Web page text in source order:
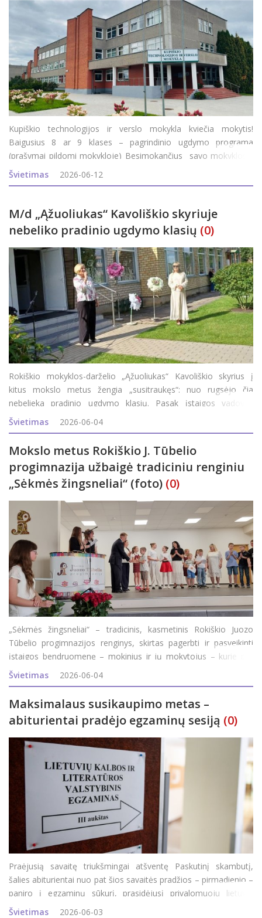
Kupiškio technologijos ir verslo mokykla kviečia mokytis!
Baigusius 8 ar 9 klases – pagrindinio ugdymo programa
(prašymai pildomi mokykloje) Besimokančius savo mokyklos /
gimnazijos 11-12 (III-IV) klasėse - profesinio mokymo modulis.
Baigusius 10 klasių ir įgijusius pagr
Švietimas 2026-06-12
M/d „Ąžuoliukas“ Kavoliškio skyriuje
nebeliko pradinio ugdymo klasių (0)
Rokiškio mokyklos-darželio „Ąžuoliukas“ Kavoliškio skyrius į
kitus mokslo metus žengia „susitraukęs“: nuo rugsėjo čia
nebelieka pradinio ugdymo klasių. Pasak įstaigos vadovės
Romualdos Cegelskienės, mintys, kad skyriuje gali nebelikti
pradinio ugdymo klasių, jų
Švietimas 2026-06-04
Mokslo metus Rokiškio J. Tūbelio
progimnazija užbaigė tradiciniu renginiu
„Sėkmės žingsneliai“ (foto) (0)
„Sėkmės žingsneliai“ – tradicinis, kasmetinis Rokiškio Juozo
Tūbelio progimnazijos renginys, skirtas pagerbti ir pasveikinti
įstaigos bendruomenę – mokinius ir jų mokytojus – kurie per
praėjusius mokslo metus pasiekė aukštesnių rezultatų ir garsino
ugdymo
Švietimas 2026-06-04
Maksimalaus susikaupimo metas –
abiturientai pradėjo egzaminų sesiją (0)
Praėjusią savaitę triukšmingai atšventę Paskutinį skambutį,
šalies abiturientai nuo pat šios savaitės pradžios – pirmadienio –
paniro į egzaminų sūkurį, prasidėjusį privalomuoju lietuvių
kalbos ir literatūros egzaminu. Šiandien abiturientai laikė geogra
Švietimas 2026-06-03